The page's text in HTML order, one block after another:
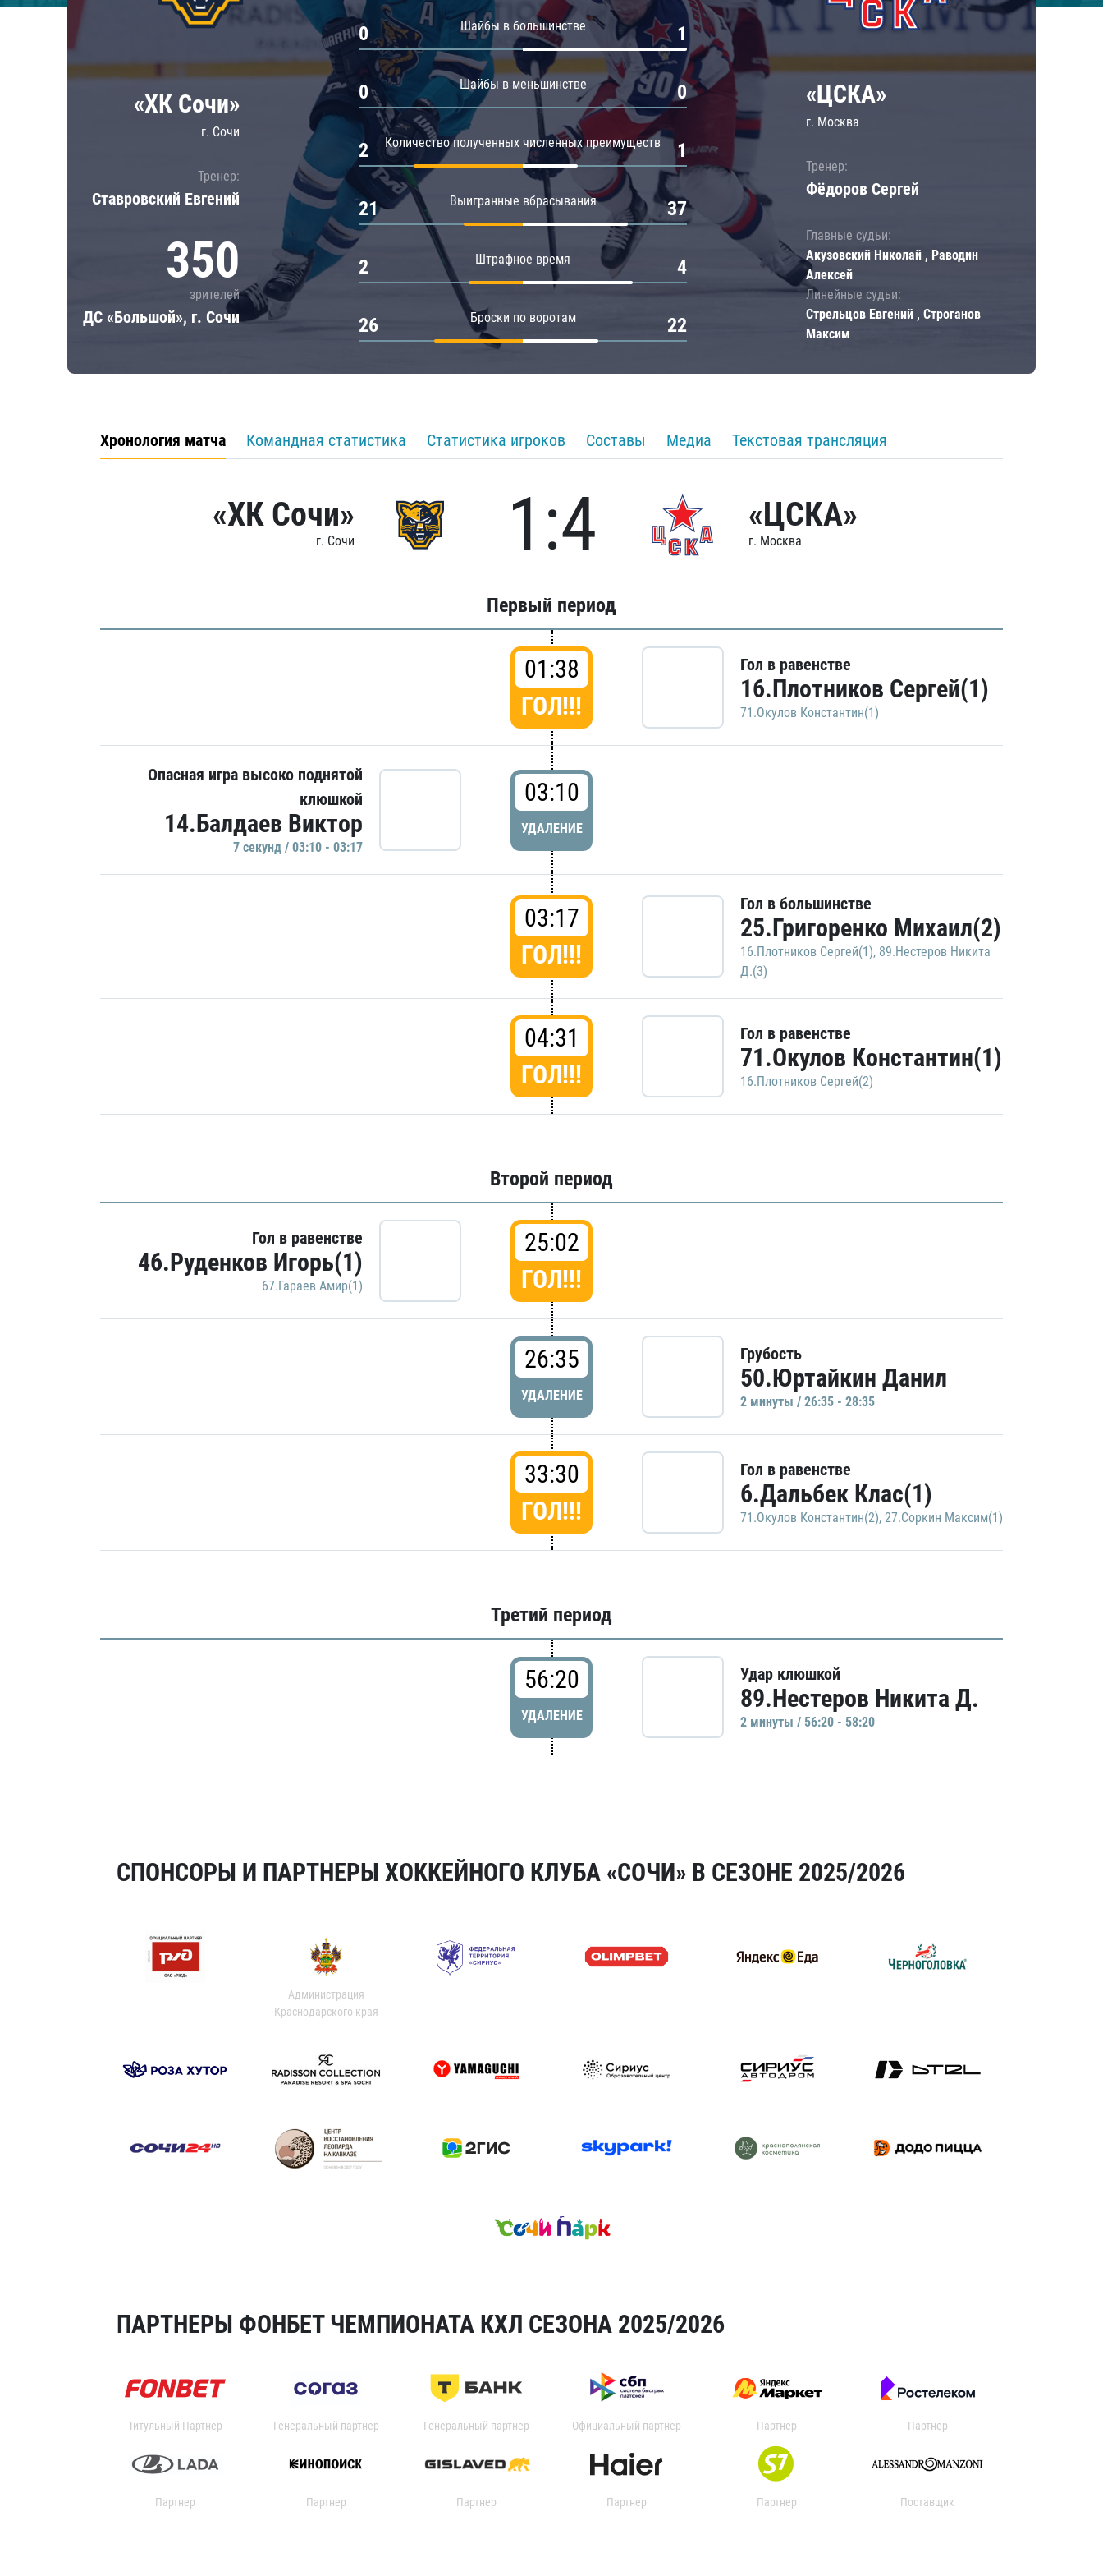
Локомотив
ЦСКА
Шанхайские Драконы
Амур
Барыс
Салават Юлаев
«ХК Сочи»
г. Сочи
Тренер:
Ставровский Евгений
350
зрителей
ДС «Большой», г. Сочи
Шайбы в большинстве
0 1
Шайбы в меньшинстве
0 0
Количество полученных численных преимуществ
2 1
Выигранные вбрасывания
21 37
Штрафное время
2 4
Броски по воротам
26 22
«ЦСКА»
г. Москва
Тренер:
Фёдоров Сергей
Главные судьи:
Акузовский Николай , Раводин
Алексей
Линейные судьи:
Стрельцов Евгений , Строганов
Максим
Хронология матча Командная статистика Статистика игроков Составы Медиа Текстовая трансляция
«ХК Сочи»
г. Сочи 1:4 «ЦСКА»
г. Москва
Первый период
01:38
ГОЛ!!!
Гол в равенстве
16.Плотников Сергей(1)
71.Окулов Константин(1)
Опасная игра высоко поднятой
клюшкой
14.Балдаев Виктор
7 секунд / 03:10 - 03:17
03:10
УДАЛЕНИЕ
03:17
ГОЛ!!!
Гол в большинстве
25.Григоренко Михаил(2)
16.Плотников Сергей(1), 89.Нестеров Никита
Д.(3)
04:31
ГОЛ!!!
Гол в равенстве
71.Окулов Константин(1)
16.Плотников Сергей(2)
Второй период
Гол в равенстве
46.Руденков Игорь(1)
67.Гараев Амир(1)
25:02
ГОЛ!!!
26:35
УДАЛЕНИЕ
Грубость
50.Юртайкин Данил
2 минуты / 26:35 - 28:35
33:30
ГОЛ!!!
Гол в равенстве
6.Дальбек Клас(1)
71.Окулов Константин(2), 27.Соркин Максим(1)
Третий период
56:20
УДАЛЕНИЕ
Удар клюшкой
89.Нестеров Никита Д.
2 минуты / 56:20 - 58:20
СПОНСОРЫ И ПАРТНЕРЫ ХОККЕЙНОГО КЛУБА «СОЧИ» В СЕЗОНЕ 2025/2026
Администрация
Краснодарского края
ПАРТНЕРЫ ФОНБЕТ ЧЕМПИОНАТА КХЛ СЕЗОНА 2025/2026
Титульный Партнер Генеральный партнер Генеральный партнер Официальный партнер Партнер Партнер
Партнер Партнер Партнер Партнер Партнер Поставщик